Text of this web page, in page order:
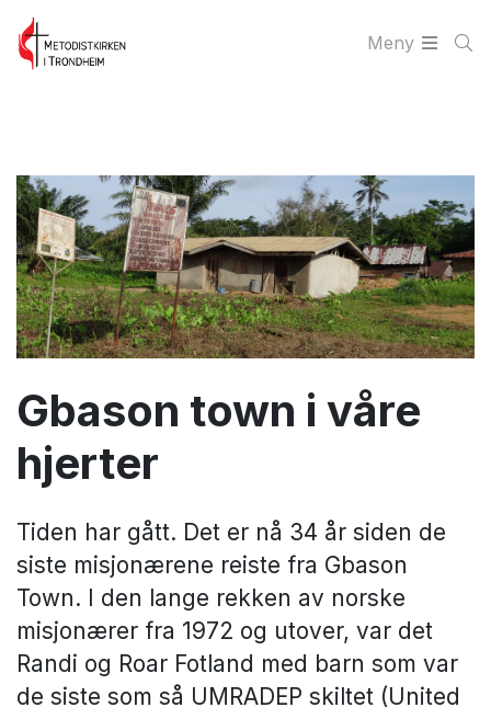
Meny
Gbason town i våre
hjerter
Tiden har gått. Det er nå 34 år siden de
siste misjonærene reiste fra Gbason
Town. I den lange rekken av norske
misjonærer fra 1972 og utover, var det
Randi og Roar Fotland med barn som var
de siste som så UMRADEP skiltet (United